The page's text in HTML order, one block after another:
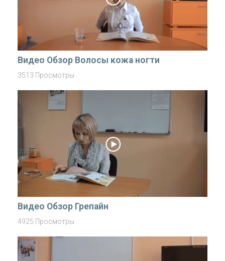
Видео Обзор Волосы кожа ногти
3513 Просмотры
Видео Обзор Грепайн
4925 Просмотры